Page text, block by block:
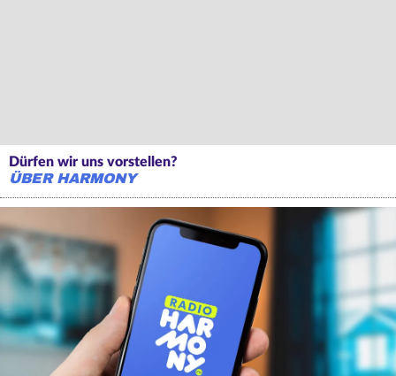
Dürfen wir uns vorstellen?
ÜBER HARMONY